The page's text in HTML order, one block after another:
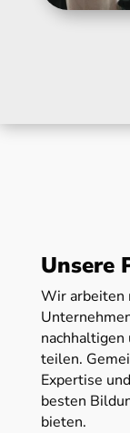
Unsere
Wir arbeiten
teilen.
Expertise
besten
bieten.